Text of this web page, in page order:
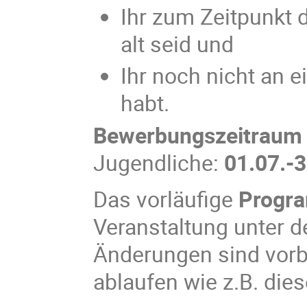
Ihr zum Zeitpunkt
alt seid und
Ihr noch nicht an
habt.
Jugendliche: 01.07.-
Das vorläufige
Veranstaltung unter
Änderungen sind
ablaufen wie z.B.